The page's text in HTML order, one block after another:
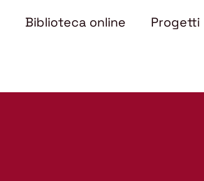
Biblioteca online Progetti